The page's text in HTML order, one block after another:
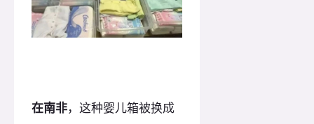
在南非，这种婴儿箱被换成